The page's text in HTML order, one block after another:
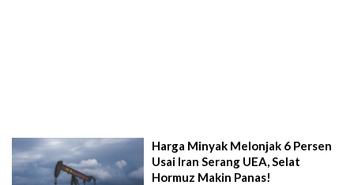
Harga Minyak Melonjak 6 Persen
Usai Iran Serang UEA, Selat
Hormuz Makin Panas!